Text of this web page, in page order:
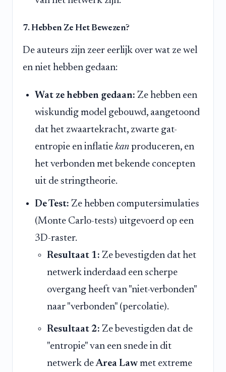
7. Hebben Ze Het Bewezen?
De auteurs zijn zeer eerlijk over wat ze wel
en niet hebben gedaan:
Wat ze hebben gedaan: Ze hebben een
wiskundig model gebouwd, aangetoond
dat het zwaartekracht, zwarte gat-
entropie en inflatie kan produceren, en
het verbonden met bekende concepten
uit de stringtheorie.
De Test: Ze hebben computersimulaties
(Monte Carlo-tests) uitgevoerd op een
3D-raster.
Resultaat 1: Ze bevestigden dat het
netwerk inderdaad een scherpe
overgang heeft van "niet-verbonden"
naar "verbonden" (percolatie).
Resultaat 2: Ze bevestigden dat de
"entropie" van een snede in dit
netwerk deArea Law met extreme